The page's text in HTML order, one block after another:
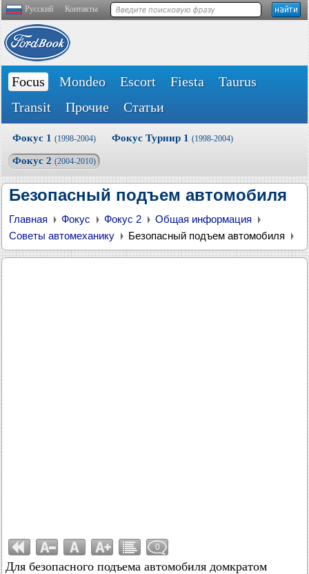
Русский Контакты
Focus Mondeo Escort Fiesta
Taurus
Transit
Прочие Статьи
Фокус 1 (1998-2004) Фокус Турнир 1 (1998-2004)
Фокус 2 (2004-2010)
Безопасный подъем автомобиля
Главная Фокус Фокус 2
Общая информация
Советы автомеханику
Безопасный подъем автомобиля
0
Для безопасного подъема автомобиля домкратом